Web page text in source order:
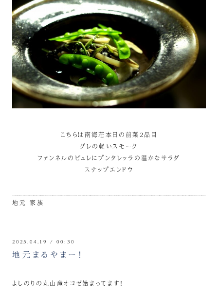
こちらは南海荘本日の前菜2品目
グレの軽いスモーク
ファンネルのピュレにプンタレッラの温かなサラダ
スナップエンドウ
地元 家族
2025.04.19 / 00:30
地元まるやまー！
よしのりの丸山産オコゼ始まってます！